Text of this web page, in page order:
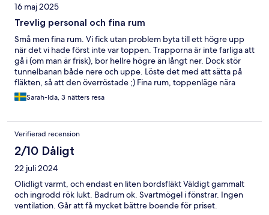
16 maj 2025
Trevlig personal och fina rum
Små men fina rum. Vi fick utan problem byta till ett högre upp
när det vi hade först inte var toppen. Trapporna är inte farliga att
gå i (om man är frisk), bor hellre högre än långt ner. Dock stör
tunnelbanan både nere och uppe. Löste det med att sätta på
fläkten, så att den överröstade ;) Fina rum, toppenläge nära
Paddington (då får man kanske leva med ljudet från
tunnelbanan) - till bra pris! Och väldigt trevlig personal. Jag har
kommer jag nog göra det.
Sarah-Ida, 3 nätters resa
Verifierad recension
2/10 Dåligt
22 juli 2024
Olidligt varmt, och endast en liten bordsfläkt Väldigt gammalt
och ingrodd rök lukt. Badrum ok. Svartmögel i fönstrar. Ingen
ventilation. Går att få mycket bättre boende för priset.